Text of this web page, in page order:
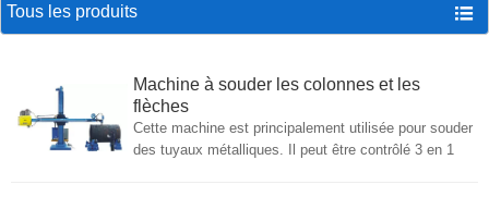
Tous les produits 
Machine à souder les colonnes et les
flèches
Cette machine est principalement utilisée pour souder
des tuyaux métalliques. Il peut être contrôlé 3 en 1